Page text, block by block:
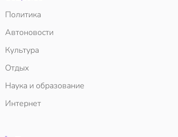
Политика
Автоновости
Культура
Отдых
Наука и образование
Интернет